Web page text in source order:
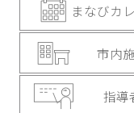
まなびカ
市内
指導